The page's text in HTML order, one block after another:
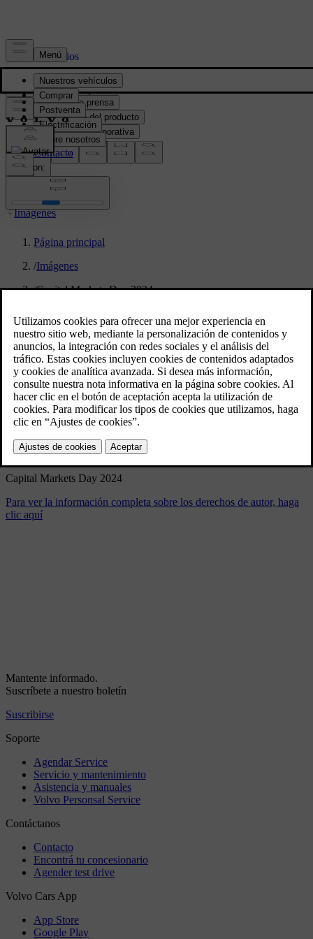
Prensa y Medios
Material de prensa
Información del producto
Información corporativa
Contacto de medios
location:
PY
Imágenes
Página principal
/Imágenes
/Capital Markets Day 2024
Capital Markets Day 2024
9/5/2024
Marcador
Compartir
Descargar
Capital Markets Day 2024
Para ver la información completa sobre los derechos de autor, haga
clic aquí